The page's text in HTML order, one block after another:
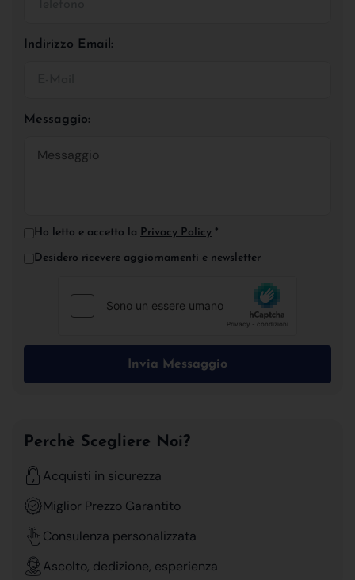
Indirizzo Email:
Messaggio:
Ho letto e accetto la Privacy Policy *
Desidero ricevere aggiornamenti e newsletter
Invia Messaggio
Perchè Scegliere Noi?
Acquisti in sicurezza
Miglior Prezzo Garantito
Consulenza personalizzata
Ascolto, dedizione, esperienza